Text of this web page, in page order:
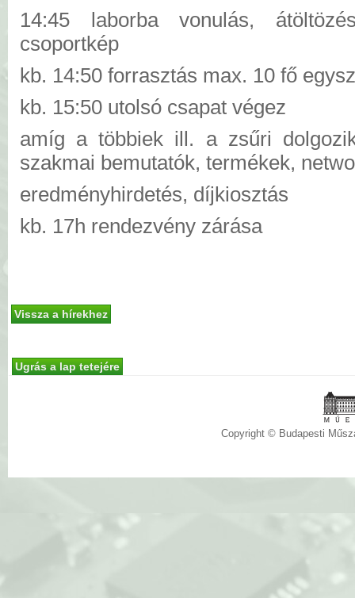
14:45 laborba vonulás,
csoportkép
kb. 14:50 forrasztás max. 10 fő
kb. 15:50 utolsó csapat végez
amíg a többiek ill. a zsűri
szakmai bemutatók, termékek,
eredményhirdetés, díjkiosztás
kb. 17h rendezvény zárása
Vissza a hírekhez
Copyright © Budapesti
Ugrás a lap tetejére